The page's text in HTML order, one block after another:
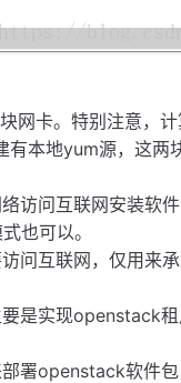
网卡。特别注意，
本地yum源，这两
访问互联网安装软
也可以。
问互联网，仅用来
是实现openstack
署openstack软件包